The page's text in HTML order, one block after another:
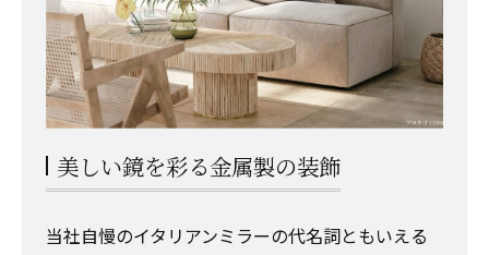
美しい鏡を彩る金属製の装飾
当社自慢のイタリアンミラーの代名詞ともいえる